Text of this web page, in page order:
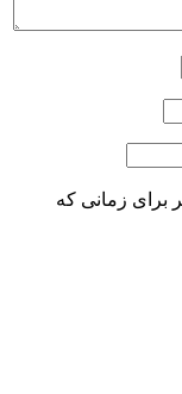
برای زمانی که